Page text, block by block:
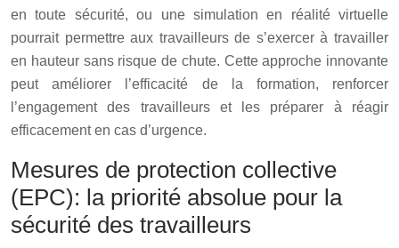
en toute sécurité, ou une simulation en réalité virtuelle
pourrait permettre aux travailleurs de s’exercer à travailler
en hauteur sans risque de chute. Cette approche innovante
peut améliorer l’efficacité de la formation, renforcer
l’engagement des travailleurs et les préparer à réagir
efficacement en cas d’urgence.
Mesures de protection collective
(EPC): la priorité absolue pour la
sécurité des travailleurs